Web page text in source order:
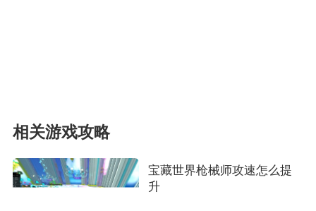
相关游戏攻略
宝藏世界枪械师攻速怎么提
升